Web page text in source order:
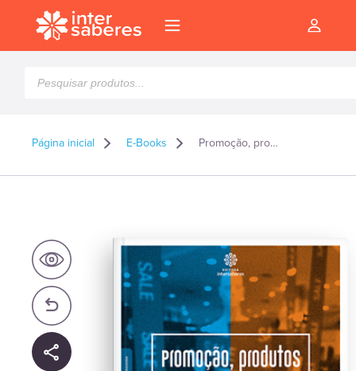
produtos
Página inicial E-Books Promoção, produtos e mercados: Análise sobre varejo, merchandising e eventos – E-book